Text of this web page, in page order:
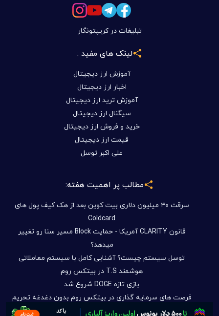
تبلیغات در کریپتونگار
لینک های مفید :
آموزش ارز دیجیتال
اخبار ارز دیجیتال
آموزش ترید ارز دیجیتال
سیگنال ارز دیجیتال
خرید و فروش ارز دیجیتال
قیمت ارز دیجیتال
علی اکبر توسل
مطالب پر اهمیت هفته:
سرقت ۴۰ میلیون دلاری بیت کوین بعد از هک کیف پول های
Coldcard
قانون CLARITY آمریکا - حمایت Block مسیر سنا رو تغییر
میدهد؟
توسل سیستم چیست؟ آشنایی کامل با سیستم معاملاتی
هوشمند T.S در بیتکس روم
بازی تازه DOGE شروع شد
فرصت های سرمایه گذاری در بیتکس روم بدون دغدغه تحریم